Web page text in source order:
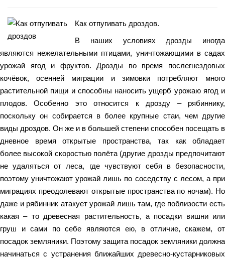
Как отпугивать дроздов.
В наших условиях дрозды иногда
являются нежелательными птицами, уничтожающими в садах
урожай ягод и фруктов. Дрозды во время послегнездовых
кочёвок, осенней миграции и зимовки потребляют много
растительной пищи и способны наносить ущерб урожаю ягод и
плодов. Особенно это относится к дрозду – рябиннику,
поскольку он собирается в более крупные стаи, чем другие
виды дроздов. Он же и в большей степени способен посещать в
дневное время открытые пространства, так как обладает
более высокой скоростью полёта (другие дрозды предпочитают
не удаляться от леса, где чувствуют себя в безопасности,
поэтому уничтожают урожай лишь по соседству с лесом, а при
миграциях преодолевают открытые пространства по ночам). Но
даже и рябинник атакует урожай лишь там, где поблизости есть
какая – то древесная растительность, а посадки вишни или
груш и сами по себе являются ею, в отличие, скажем, от
посадок земляники. Поэтому защита посадок земляники должна
начинаться с устранения ближайших древесно-кустарниковых